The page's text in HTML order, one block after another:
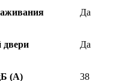
Да
двери Да
(А) 38